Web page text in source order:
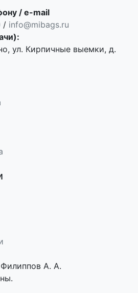
/ e-mail
/ info@mibags.ru
ул. Кирпичные выемки, д.
А. А.